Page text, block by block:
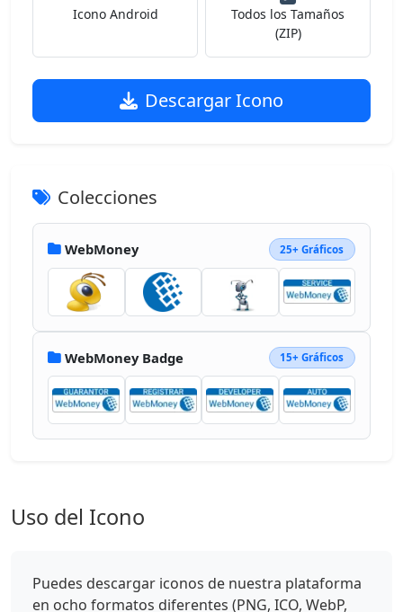
Icono Android
Todos los Tamaños
(ZIP)
Descargar Icono
Colecciones
WebMoney 25+ Gráficos
WebMoney Badge 15+ Gráficos
Uso del Icono
Puedes descargar iconos de nuestra plataforma
en ocho formatos diferentes (PNG, ICO, WebP,